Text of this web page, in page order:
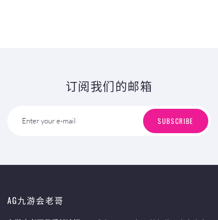
订阅我们的邮箱
Enter your e-mail SUBSCRIBE
AG九游会老哥